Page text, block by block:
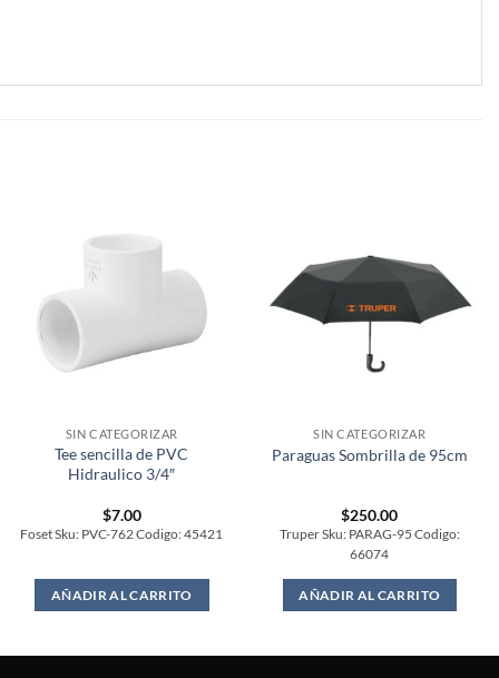
SIN CATEGORIZAR
Tee sencilla de PVC
Hidraulico 3/4″
$7.00
Foset Sku: PVC-762 Codigo: 45421
AÑADIR AL CARRITO
SIN CATEGORIZAR
Paraguas Sombrilla de 95cm
$250.00
Truper Sku: PARAG-95 Codigo:
66074
AÑADIR AL CARRITO